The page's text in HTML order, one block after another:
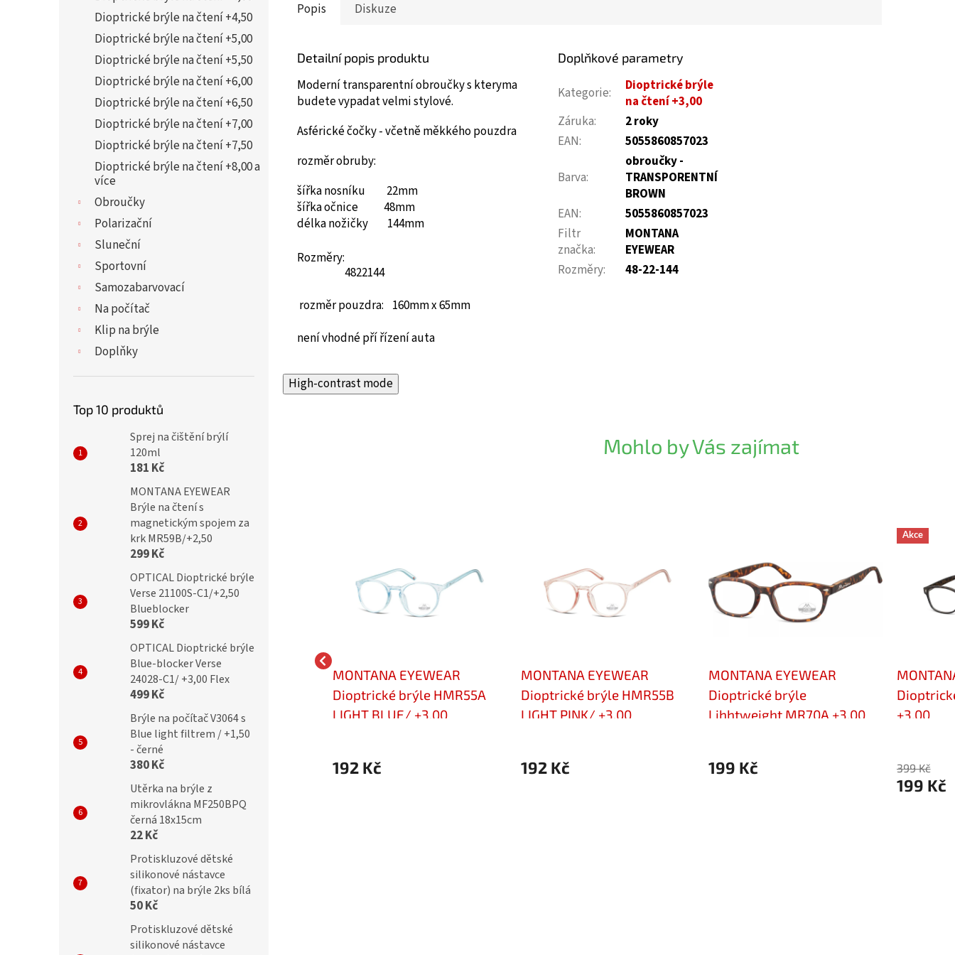
Dioptrické brýle na čtení +4,50
Dioptrické brýle na čtení +5,00
Dioptrické brýle na čtení +5,50
Dioptrické brýle na čtení +6,00
Dioptrické brýle na čtení +6,50
Dioptrické brýle na čtení +7,00
Dioptrické brýle na čtení +7,50
Dioptrické brýle na čtení +8,00 a
více
Obroučky
Polarizační
Sluneční
Sportovní
Samozabarvovací
Na počítač
Klip na brýle
Doplňky
Top 10 produktů
Sprej na čištění brýlí
120ml
181 Kč
MONTANA EYEWEAR
Brýle na čtení s
magnetickým spojem za
krk MR59B/+2,50
299 Kč
OPTICAL Dioptrické brýle
Verse 21100S-C1/+2,50
Blueblocker
599 Kč
OPTICAL Dioptrické brýle
Blue-blocker Verse
24028-C1/ +3,00 Flex
499 Kč
Brýle na počítač V3064 s
Blue light filtrem / +1,50
- černé
380 Kč
Utěrka na brýle z
mikrovlákna MF250BPQ
černá 18x15cm
22 Kč
Protiskluzové dětské
silikonové nástavce
(fixator) na brýle 2ks bílá
50 Kč
Protiskluzové dětské
silikonové nástavce
Popis Diskuze
Detailní popis produktu
Moderní transparentní obroučky s kteryma
budete vypadat velmi stylové.
Asférické čočky - včetně měkkého pouzdra
rozměr obruby:
šířka nosníku 22mm
šířka očnice 48mm
délka nožičky 144mm
Rozměry:
4822144
rozměr pouzdra: 160mm x 65mm
není vhodné pří řízení auta
Doplňkové parametry
Kategorie:
Dioptrické brýle
na čtení +3,00
Záruka:
2 roky
EAN: 5055860857023
Barva:
obroučky -
TRANSPORENTNÍ
BROWN
EAN:
5055860857023
Filtr
značka:
MONTANA
EYEWEAR
Rozměry: 48-22-144
High-contrast mode
Mohlo by Vás zajímat
EYEWEAR
MONTANA EYEWEAR
Dioptrické brýle HMR55F
PINK/ +3,00
192 Kč
MONTANA EYEWEAR
Dioptrické brýle HMR55A
LIGHT BLUE/ +3,00
192 Kč
MONTANA EYEWEAR
Dioptrické brýle HMR55B
LIGHT PINK/ +3,00
192 Kč
MONTANA EYEWEAR
Dioptrické brýle
Lihhtweight MR70A +3,00
199 Kč
Akce
+3,00
399 Kč
199 Kč